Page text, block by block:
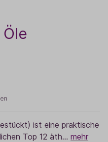
ist eine praktische
Top 12 äth… mehr